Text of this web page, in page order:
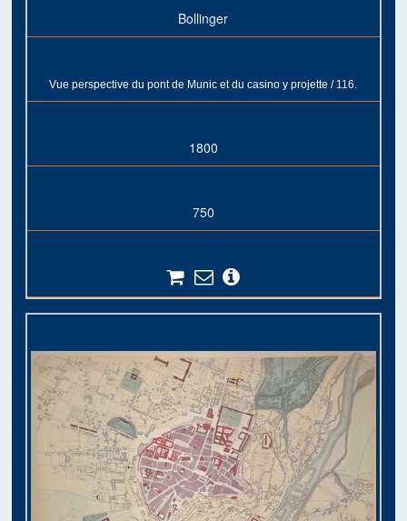
Bollinger
Vue perspective du pont de Munic et du casino y projette / 116.
1800
750